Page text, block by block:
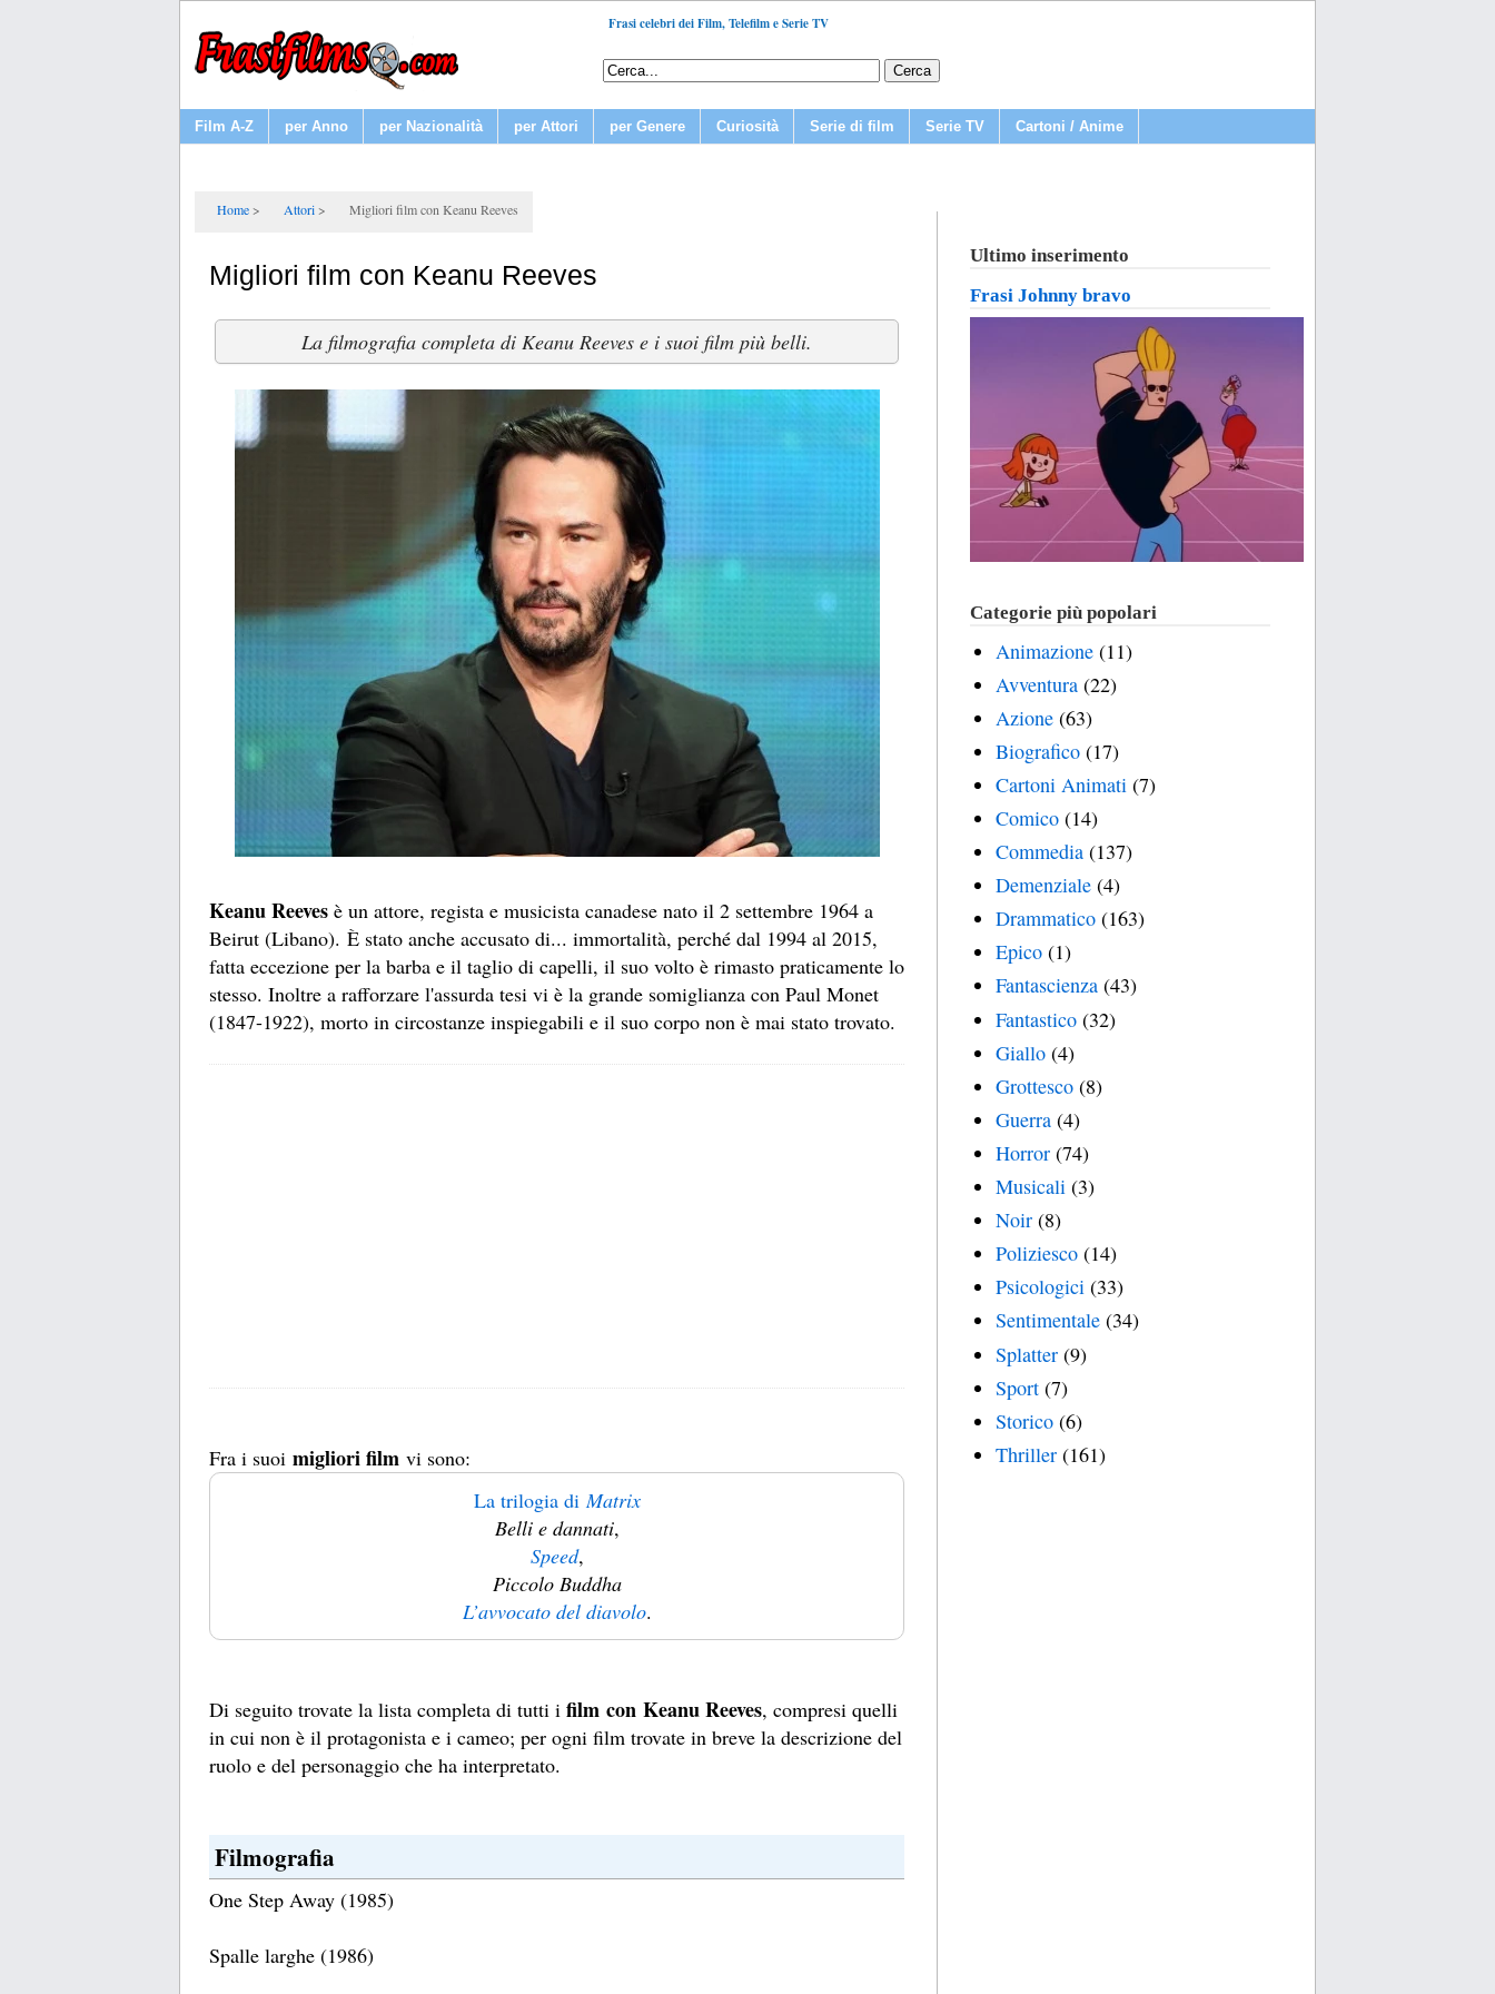
Frasi celebri dei Film, Telefilm e Serie TV
Film A-Z per Anno per Nazionalità per Attori per Genere Curiosità Serie di film Serie TV Cartoni / Anime
Home Attori Migliori film con Keanu Reeves
Migliori film con Keanu Reeves
La filmografia completa di Keanu Reeves e i suoi film più belli.
Keanu Reeves è un attore, regista e musicista canadese nato il 2 settembre 1964 a
Beirut (Libano). È stato anche accusato di... immortalità, perché dal 1994 al 2015,
fatta eccezione per la barba e il taglio di capelli, il suo volto è rimasto praticamente lo
stesso. Inoltre a rafforzare l'assurda tesi vi è la grande somiglianza con Paul Monet
(1847-1922), morto in circostanze inspiegabili e il suo corpo non è mai stato trovato.
Fra i suoi migliori film vi sono:
La trilogia diMatrix
Belli e dannati,
Speed,
Piccolo Buddha
L’avvocato del diavolo.
Di seguito trovate la lista completa di tutti i film con Keanu Reeves, compresi quelli
in cui non è il protagonista e i cameo; per ogni film trovate in breve la descrizione del
ruolo e del personaggio che ha interpretato.
Filmografia
One Step Away (1985)
Spalle larghe (1986)
Ultimo inserimento
Frasi Johnny bravo
Categorie più popolari
Animazione (11)
Avventura (22)
Azione (63)
Biografico (17)
Cartoni Animati (7)
Comico (14)
Commedia (137)
Demenziale (4)
Drammatico (163)
Epico (1)
Fantascienza (43)
Fantastico (32)
Giallo (4)
Grottesco (8)
Guerra (4)
Horror (74)
Musicali (3)
Noir (8)
Poliziesco (14)
Psicologici (33)
Sentimentale (34)
Splatter (9)
Sport (7)
Storico (6)
Thriller (161)